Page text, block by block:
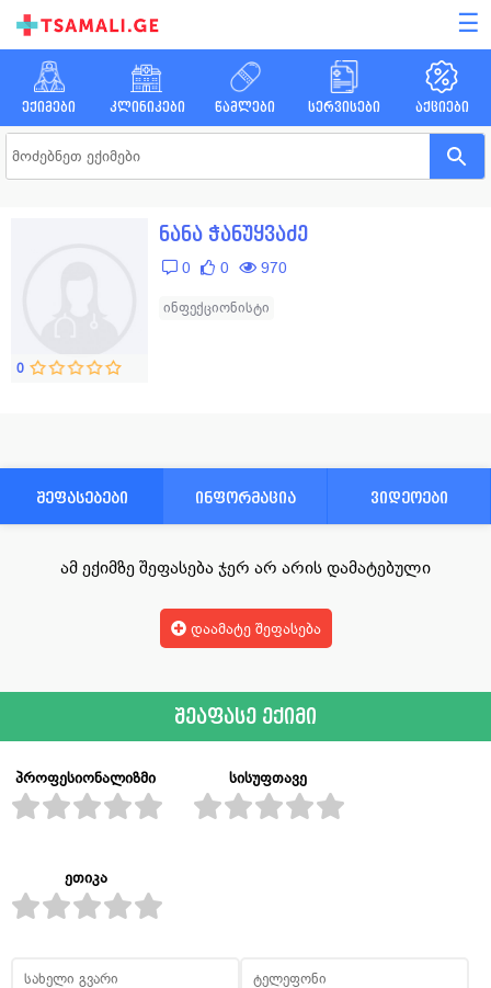
☰
ექიმები კლინიკები წამლები სერვისები აქციები
0
ნანა ჭანუყვაძე
0 0 970
ინფექციონისტი
შეფასებები ინფორმაცია ვიდეოები
ამ ექიმზე შეფასება ჯერ არ არის დამატებული
დაამატე შეფასება
შეაფასე ექიმი
პროფესიონალიზმი სისუფთავე
ეთიკა